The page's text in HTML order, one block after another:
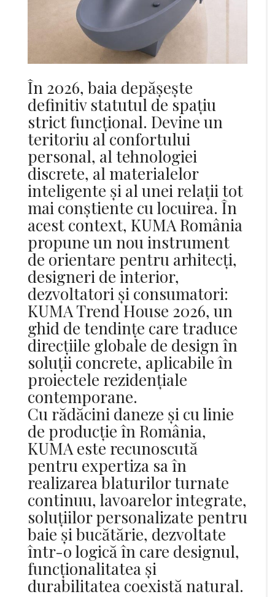
În 2026, baia depășește
definitiv statutul de spațiu
strict funcțional. Devine un
teritoriu al confortului
personal, al tehnologiei
discrete, al materialelor
inteligente și al unei relații tot
mai conștiente cu locuirea. În
acest context, KUMA România
propune un nou instrument
de orientare pentru arhitecți,
designeri de interior,
dezvoltatori și consumatori:
KUMA Trend House 2026, un
ghid de tendințe care traduce
direcțiile globale de design în
soluții concrete, aplicabile în
proiectele rezidențiale
contemporane.
Cu rădăcini daneze și cu linie
de producție în România,
KUMA este recunoscută
pentru expertiza sa în
realizarea blaturilor turnate
continuu, lavoarelor integrate,
soluțiilor personalizate pentru
baie și bucătărie, dezvoltate
într-o logică în care designul,
funcționalitatea și
durabilitatea coexistă natural.